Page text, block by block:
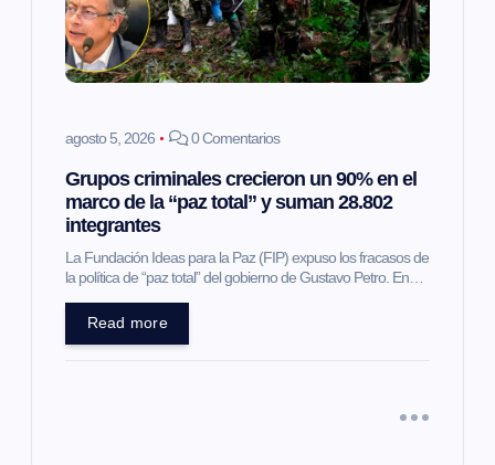
agosto 5, 2026 0 Comentarios
Grupos criminales crecieron un 90% en el
marco de la “paz total” y suman 28.802
integrantes
La Fundación Ideas para la Paz (FIP) expuso los fracasos de
la política de “paz total” del gobierno de Gustavo Petro. En…
Read more